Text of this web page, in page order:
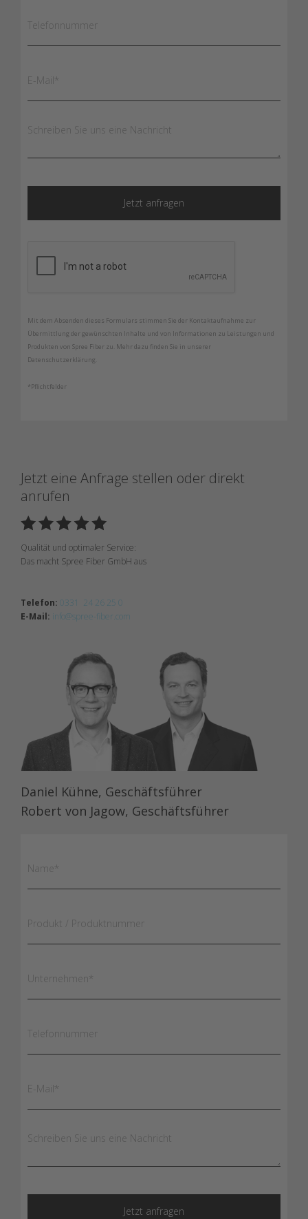
Mit dem Absenden dieses Formulars stimmen Sie der Kontaktaufnahme zur
Übermittlung der gewünschten Inhalte und von Informationen zu Leistungen und
Produkten von Spree Fiber zu. Mehr dazu finden Sie in unserer
Datenschutzerklärung.
*Pflichtfelder
Jetzt eine Anfrage stellen oder direkt
anrufen
Qualität und optimaler Service:
Das macht Spree Fiber GmbH aus
Telefon: 0331 24 26 25 0
E-Mail: info@spree-fiber.com
Daniel Kühne, Geschäftsführer
Robert von Jagow, Geschäftsführer